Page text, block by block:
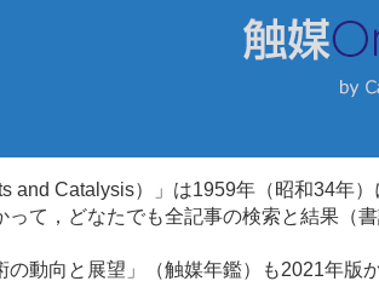
and Catalysis）」は1959年（昭和34年
って，どなたでも全記事の検索と結果（
の動向と展望」（触媒年鑑）も2021年